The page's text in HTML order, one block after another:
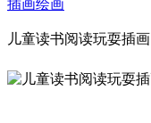
插画绘画
儿童读书阅读玩耍插画